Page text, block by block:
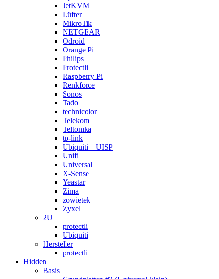
JetKVM
Lüfter
MikroTik
NETGEAR
Odroid
Orange Pi
Philips
Protectli
Raspberry Pi
Renkforce
Sonos
Tado
technicolor
Telekom
Teltonika
tp-link
Ubiquiti – UISP
Unifi
Universal
X-Sense
Yeastar
Zima
zowietek
Zyxel
2U
protectli
Ubiquiti
Hersteller
protectli
Hidden
Basis